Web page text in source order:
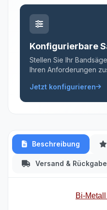
Konfigurierbare
Stellen Sie Ihr
Ihren Anforderungen
Jetzt konfigurieren
Beschreibung
Versand & Rückgabe
Bi-